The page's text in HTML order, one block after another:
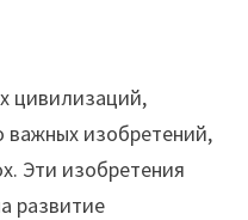
цивилизаций,
изобретений,
Эти изобретения
развитие